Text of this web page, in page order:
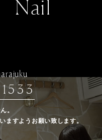
Nail
。
ますようお願い致します。